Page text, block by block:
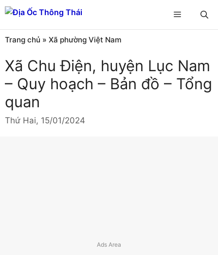
Chuyển
đến
nội
dung
Menu
Trang chủ » Xã phường Việt Nam
Xã Chu Điện, huyện Lục Nam
– Quy hoạch – Bản đồ – Tổng
quan
Thứ Hai, 15/01/2024